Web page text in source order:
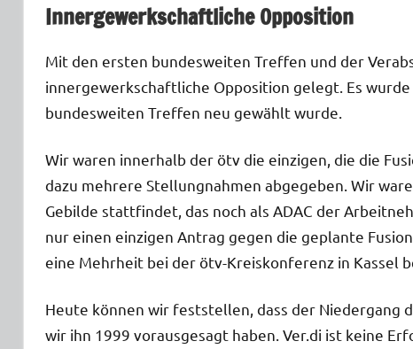
Innergewerkschaftliche Opposition
Mit den ersten bundesweiten Treffen und der
innergewerkschaftliche Opposition gelegt. Es
bundesweiten Treffen neu gewählt wurde.
Wir waren innerhalb der ötv die einzigen, die die
dazu mehrere Stellungnahmen abgegeben. Wir
Gebilde stattfindet, das noch als ADAC der
nur einen einzigen Antrag gegen die geplante
eine Mehrheit bei der ötv-Kreiskonferenz in Kassel
Heute können wir feststellen, dass der Niedergang
wir ihn 1999 vorausgesagt haben. Ver.di ist keine